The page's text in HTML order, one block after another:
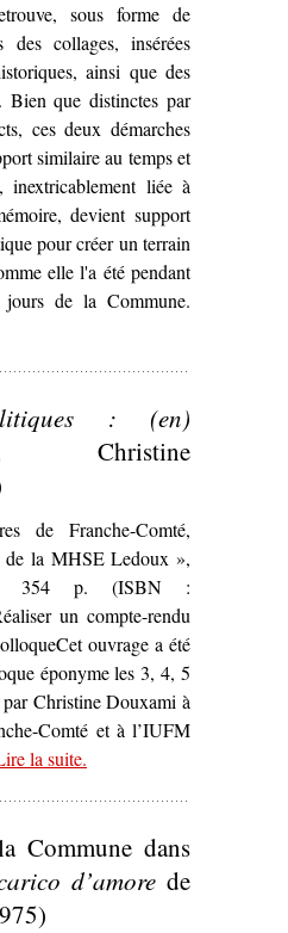
sous forme de
collages, insérées
ainsi que des
Bien que distinctes par
ces deux démarches
similaire au temps et
liée à
devient support
pour créer un terrain
elle l'a été pendant
jours de la Commune.
« marouflée » dans Paris :
: (en)
Christine
de Franche-Comté,
la MHSE Ledoux »,
354 p. (ISBN :
un compte-rendu
ouvrage a été
éponyme les 3, 4, 5
Christine Douxami à
Comté et à l’IUFM
la suite– ‘
.
Commune dans
d’amorede